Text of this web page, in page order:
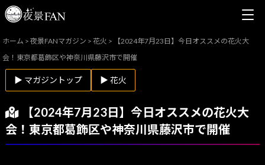
ホーム >夜景FANマガジン >花火 >
【2024年7月23日】今日オススメの花火大
会！東京都葛飾区や神奈川県藤沢市で開催
▶ マガジントップ ▶ 花火
【2024年7月23日】今日オススメの花火大
会！東京都葛飾区や神奈川県藤沢市で開催